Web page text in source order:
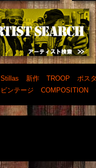
Stillas 新作 TROOP ポス
ビンテージ
COMPOSITION